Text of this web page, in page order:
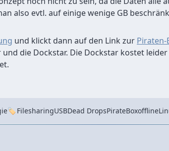
also evtl. auf einige wenige GB
und klickt dann auf den Link zur
die Dockstar. Die Dockstar kostet
Tags
FilesharingUSBDead DropsPirateBoxoffline